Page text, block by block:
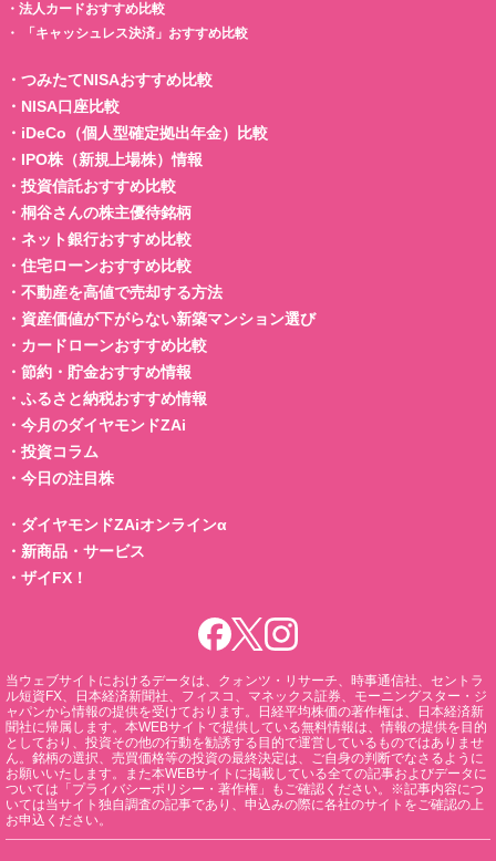
・ 法人カードおすすめ比較
・
「キャッシュレス決済」おすすめ比較
・ つみたてNISAおすすめ比較
・ NISA口座比較
・ iDeCo（個人型確定拠出年金）比較
・ IPO株（新規上場株）情報
・ 投資信託おすすめ比較
・ 桐谷さんの株主優待銘柄
・ ネット銀行おすすめ比較
・ 住宅ローンおすすめ比較
・ 不動産を高値で売却する方法
・ 資産価値が下がらない新築マンション選び
・ カードローンおすすめ比較
・ 節約・貯金おすすめ情報
・ ふるさと納税おすすめ情報
・ 今月のダイヤモンドZAi
・ 投資コラム
・ 今日の注目株
・ ダイヤモンドZAiオンラインα
・ 新商品・サービス
・ ザイFX！
当ウェブサイトにおけるデータは、クォンツ・リサーチ、時事通信社、セントラ
ル短資FX、日本経済新聞社、フィスコ、マネックス証券、モーニングスター・ジ
ャパンから情報の提供を受けております。日経平均株価の著作権は、日本経済新
聞社に帰属します。本WEBサイトで提供している無料情報は、情報の提供を目的
としており、投資その他の行動を勧誘する目的で運営しているものではありませ
ん。銘柄の選択、売買価格等の投資の最終決定は、ご自身の判断でなさるように
お願いいたします。また本WEBサイトに掲載している全ての記事およびデータに
ついては「プライバシーポリシー・著作権」もご確認ください。※記事内容につ
いては当サイト独自調査の記事であり、申込みの際に各社のサイトをご確認の上
お申込ください。